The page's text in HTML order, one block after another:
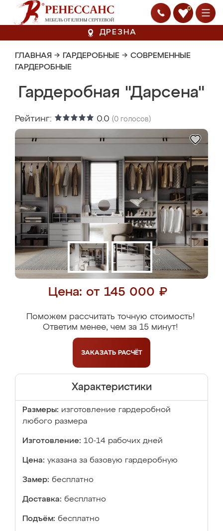
0
ДРЕЗНА
ГЛАВНАЯ → ГАРДЕРОБНЫЕ → СОВРЕМЕННЫЕ
ГАРДЕРОБНЫЕ
Гардеробная "Дарсена"
Рейтинг: 0.0 (0 голосов)
Цена: от 145 000 ₽
Поможем рассчитать точную стоимость!
Ответим менее, чем за 15 минут!
ЗАКАЗАТЬ РАСЧЁТ
Характеристики
Размеры: изготовление гардеробной
любого размера
Изготовление: 10-14 рабочих дней
Цена: указана за базовую гардеробную
Замер: бесплатно
Доставка: бесплатно
Подъём: бесплатно